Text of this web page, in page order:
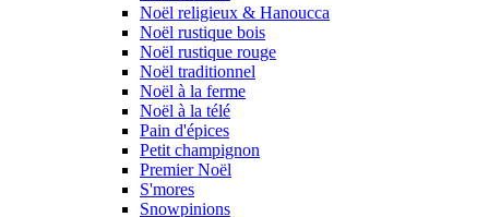
Noël religieux & Hanoucca
Noël rustique bois
Noël rustique rouge
Noël traditionnel
Noël à la ferme
Noël à la télé
Pain d'épices
Petit champignon
Premier Noël
S'mores
Snowpinions